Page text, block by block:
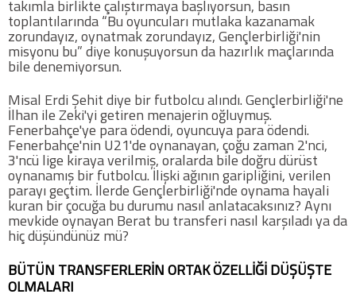
takımla birlikte çalıştırmaya başlıyorsun, basın
toplantılarında “Bu oyuncuları mutlaka kazanamak
zorundayız, oynatmak zorundayız, Gençlerbirliği'nin
misyonu bu” diye konuşuyorsun da hazırlık maçlarında
bile denemiyorsun.
Misal Erdi Şehit diye bir futbolcu alındı. Gençlerbirliği'ne
İlhan ile Zeki'yi getiren menajerin oğluymuş.
Fenerbahçe'ye para ödendi, oyuncuya para ödendi.
Fenerbahçe'nin U21'de oynanayan, çoğu zaman 2'nci,
3'ncü lige kiraya verilmiş, oralarda bile doğru dürüst
oynanamış bir futbolcu. İlişki ağının garipliğini, verilen
parayı geçtim. İlerde Gençlerbirliği'nde oynama hayali
kuran bir çocuğa bu durumu nasıl anlatacaksınız? Aynı
mevkide oynayan Berat bu transferi nasıl karşıladı ya da
hiç düşündünüz mü?
BÜTÜN TRANSFERLERİN ORTAK ÖZELLİĞİ DÜŞÜŞTE
OLMALARI